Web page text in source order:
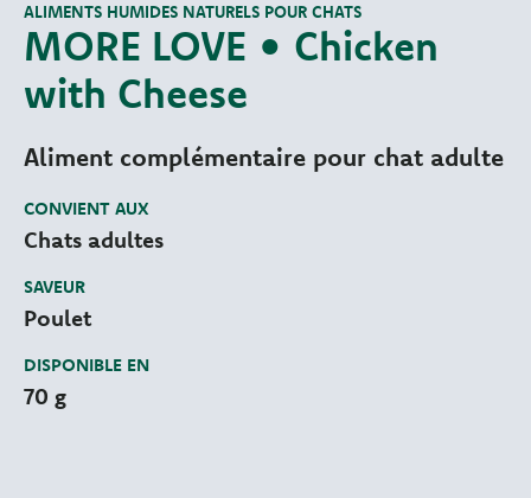
MORE LOVE • Chicken
with Cheese
ALIMENTS HUMIDES NATURELS POUR CHATS
Aliment complémentaire pour chat adulte
CONVIENT AUX
Chats adultes
SAVEUR
Poulet
DISPONIBLE EN
70 g